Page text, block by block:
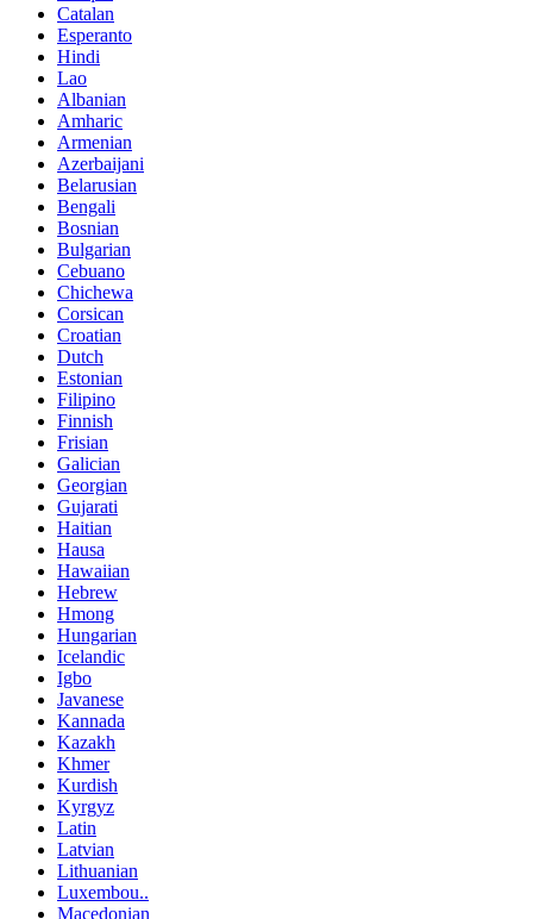
Catalan
Esperanto
Hindi
Lao
Albanian
Amharic
Armenian
Azerbaijani
Belarusian
Bengali
Bosnian
Bulgarian
Cebuano
Chichewa
Corsican
Croatian
Dutch
Estonian
Filipino
Finnish
Frisian
Galician
Georgian
Gujarati
Haitian
Hausa
Hawaiian
Hebrew
Hmong
Hungarian
Icelandic
Igbo
Javanese
Kannada
Kazakh
Khmer
Kurdish
Kyrgyz
Latin
Latvian
Lithuanian
Luxembou..
Macedonian